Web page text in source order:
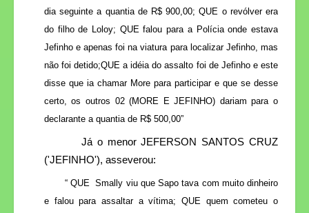
dia seguinte a quantia de R$ 900,00; QUE o revólver era
do filho de Loloy; QUE falou para a Polícia onde estava
Jefinho e apenas foi na viatura para localizar Jefinho, mas
não foi detido;QUE a idéia do assalto foi de Jefinho e este
disse que ia chamar More para participar e que se desse
certo, os outros 02 (MORE E JEFINHO) dariam para o
declarante a quantia de R$ 500,00”
Já o menor JEFERSON SANTOS CRUZ
('JEFINHO'), asseverou:
“ QUE Smally viu que Sapo tava com muito dinheiro
e falou para assaltar a vítima; QUE quem cometeu o